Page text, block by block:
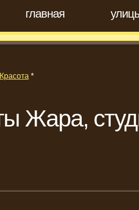
главная
*
Жара,